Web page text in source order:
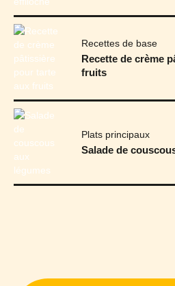
Recettes de base
Recette de crème
fruits
Plats principaux
Salade de